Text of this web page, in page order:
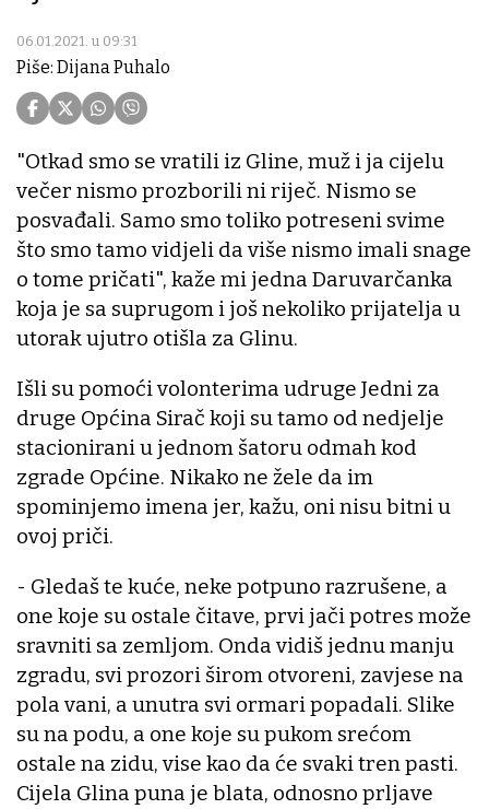
06.01.2021. u 09:31
Piše: Dijana Puhalo
"Otkad smo se vratili iz Gline, muž i ja cijelu
večer nismo prozborili ni riječ. Nismo se
posvađali. Samo smo toliko potreseni svime
što smo tamo vidjeli da više nismo imali snage
o tome pričati", kaže mi jedna Daruvarčanka
koja je sa suprugom i još nekoliko prijatelja u
utorak ujutro otišla za Glinu.
Išli su pomoći volonterima udruge Jedni za
druge Općina Sirač koji su tamo od nedjelje
stacionirani u jednom šatoru odmah kod
zgrade Općine. Nikako ne žele da im
spominjemo imena jer, kažu, oni nisu bitni u
ovoj priči.
- Gledaš te kuće, neke potpuno razrušene, a
one koje su ostale čitave, prvi jači potres može
sravniti sa zemljom. Onda vidiš jednu manju
zgradu, svi prozori širom otvoreni, zavjese na
pola vani, a unutra svi ormari popadali. Slike
su na podu, a one koje su pukom srećom
ostale na zidu, vise kao da će svaki tren pasti.
Cijela Glina puna je blata, odnosno prljave